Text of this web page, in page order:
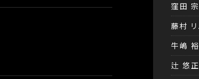
窪田
藤村 リ
牛嶋
辻 悠正